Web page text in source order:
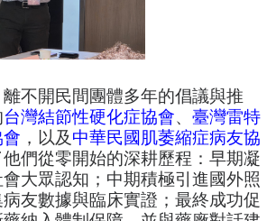
不開民間團體多年的倡議與推
台灣結節性硬化症協會、臺灣雷特
，以及中華民國肌萎縮症病友協
們從零開始的深耕歷程：早期凝
大眾認知；中期積極引進國外照
友數據與臨床實證；最終成功促